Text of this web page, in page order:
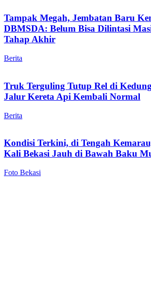
Tampak Megah, Jembatan Baru
DBMSDA: Belum Bisa Dilintasi
Tahap Akhir
Berita
Truk Terguling Tutup Rel di
Jalur Kereta Api Kembali Normal
Berita
Kondisi Terkini, di Tengah
Kali Bekasi Jauh di Bawah Baku
Foto Bekasi